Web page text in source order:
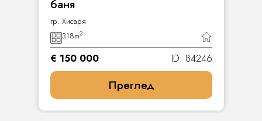
баня
гр. Хисаря
318m2
€ 150 000 ID: 84246
Преглед